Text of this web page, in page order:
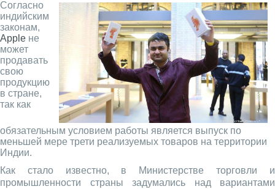
Согласно
индийским
законам,
Apple не
может
продавать
свою
продукцию
в стране,
так как
обязательным условием работы является выпуск по
меньшей мере трети реализуемых товаров на территории
Индии.
Как стало известно, в Министерстве торговли и
промышленности страны задумались над вариантами